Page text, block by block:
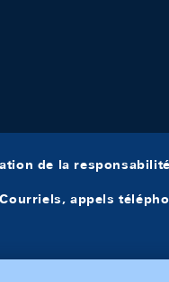
de la responsabilité
Courriels, appels